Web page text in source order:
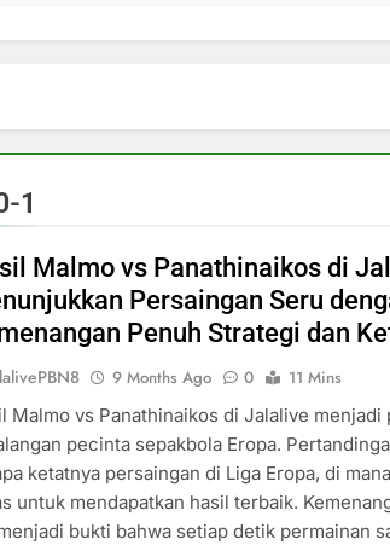
1
Malmo vs Panathinaikos di
Persaingan Seru
Penuh Strategi dan
9 Months Ago 0
11 Mins
Malmo vs Panathinaikos di Jalalive
pecinta sepakbola Eropa.
ketatnya persaingan di Liga Eropa, di
untuk mendapatkan hasil terbaik.
bukti bahwa setiap detik permainan